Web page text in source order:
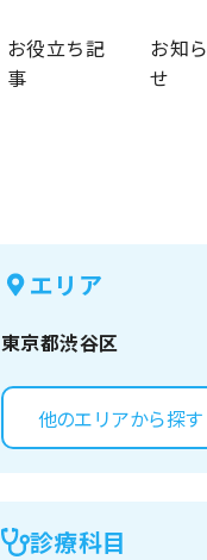
お役立ち記
事
お知ら
せ
エリア
東京都渋谷区
他のエリアから探す
診療科目